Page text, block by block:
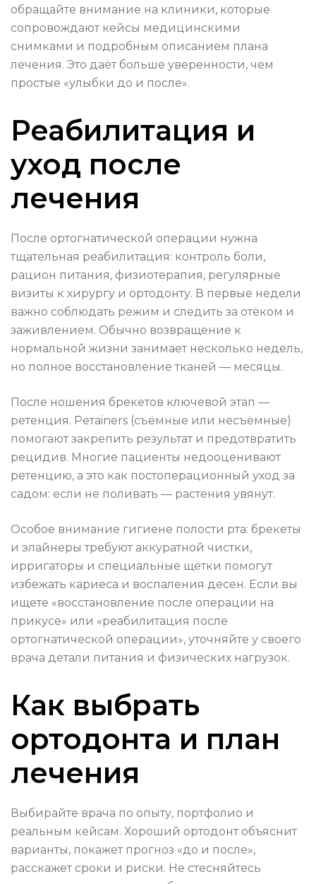
обращайте внимание на клиники, которые
сопровождают кейсы медицинскими
снимками и подробным описанием плана
лечения. Это даёт больше уверенности, чем
простые «улыбки до и после».
Реабилитация и
уход после
лечения
После ортогнатической операции нужна
тщательная реабилитация: контроль боли,
рацион питания, физиотерапия, регулярные
визиты к хирургу и ортодонту. В первые недели
важно соблюдать режим и следить за отёком и
заживлением. Обычно возвращение к
нормальной жизни занимает несколько недель,
но полное восстановление тканей — месяцы.
После ношения брекетов ключевой этап —
ретенция. Ретainers (съёмные или несъёмные)
помогают закрепить результат и предотвратить
рецидив. Многие пациенты недооценивают
ретенцию, а это как постоперационный уход за
садом: если не поливать — растения увянут.
Особое внимание гигиене полости рта: брекеты
и элайнеры требуют аккуратной чистки,
ирригаторы и специальные щётки помогут
избежать кариеса и воспаления десен. Если вы
ищете «восстановление после операции на
прикусе» или «реабилитация после
ортогнатической операции», уточняйте у своего
врача детали питания и физических нагрузок.
Как выбрать
ортодонта и план
лечения
Выбирайте врача по опыту, портфолио и
реальным кейсам. Хороший ортодонт объяснит
варианты, покажет прогноз «до и после»,
расскажет сроки и риски. Не стесняйтесь